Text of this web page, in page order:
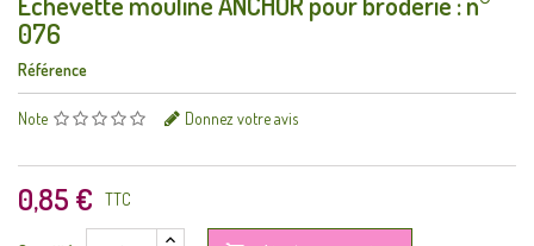
076
Référence
Note Donnez votre avis
0,85 € TTC